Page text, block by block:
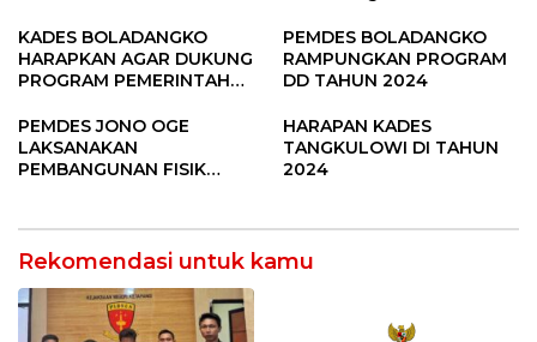
Pandere
KADES BOLADANGKO
HARAPKAN AGAR DUKUNG
PROGRAM PEMERINTAH
PEMDES BOLADANGKO
RAMPUNGKAN PROGRAM
DD TAHUN 2024
PEMDES JONO OGE
LAKSANAKAN
PEMBANGUNAN FISIK
HARAPAN KADES
TANGKULOWI DI TAHUN
2024
Rekomendasi untuk kamu